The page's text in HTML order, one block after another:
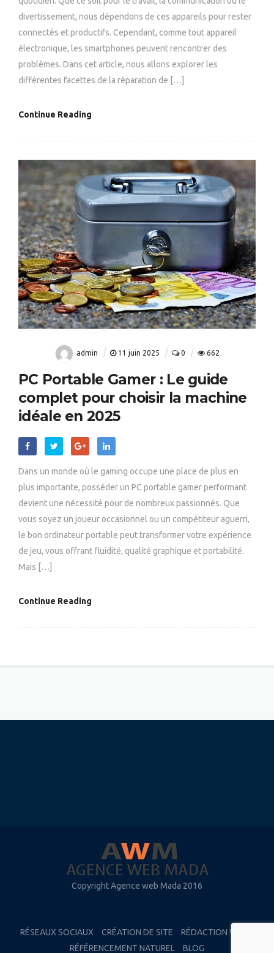
divertissement, nous dépendons de ces appareils pour rester
connectés et productifs. Cependant, comme tout appareil
électronique, les smartphones peuvent rencontrer des
problèmes. Dans cet article, nous allons explorer les
différentes facettes de la réparation de […]
Continue Reading
admin 11 juin 2025 0 662
PC Portable Gamer : Le guide
complet pour choisir la machine
idéale en 2025
Dans un monde où le gaming occupe une place de plus en
plus importante, posséder un PC portable gamer performant
devient une nécessité pour de nombreux passionnés. Que
vous soyez un joueur occasionnel ou un compétiteur aguerri,
le bon ordinateur portable peut transformer votre expérience
de jeu, vous offrant fluidité, qualité graphique et portabilité.
Mais […]
Continue Reading
Copyright Agence web Mada 2016
RÉSEAUX SOCIAUX CRÉATION DE SITE
RÉDACTION WEB
RÉFÉRENCEMENT NATUREL
BLOG